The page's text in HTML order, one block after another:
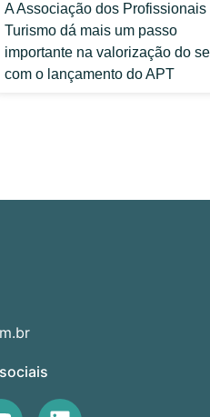
A Associação dos Profissionais
Turismo dá mais um passo
importante na valorização do
com o lançamento do APT
Y L